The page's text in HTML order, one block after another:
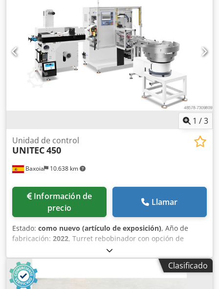
protectora de fábrica. El conjunto también incluye la
documentación original del fabricante. Datos técnicos: •
Fabricante: Siemens • Serie: SIMATIC Mobile Panel •
Modelo: Mobile Panel 277 10" • Número de catálogo (MPN):
6AV6645-0BE02-0AX0 • Tipo: Panel de operador HMI •
Pantalla táctil: 10" • Año de fabricación: 2013 • País de
fabricación: Austria (Fabricado en Austria) El conjunto
incluye: • Siemens SIMATIC Mobile Panel 277 10" •
Embalaje original • Documentación del fabricante Djdpszru
1 /3
Baxoia 10.638 km
Unidad de control
UNITEC450
Información de
precio
Llamar
Estado: como nuevo (artículo de exposición), Año de
fabricación: 2022, Turret rebobinador con opción de
módulo de troquelado rotativo 450 Unidad de troquelado
rotativo: -Desbobinador con guiador automático -Sistema
de control automático de tensión -Manómetros de presión
hidráulico -Unidad de refilado con 6 cuchillas Dsdpfx Adjh
Clasificado